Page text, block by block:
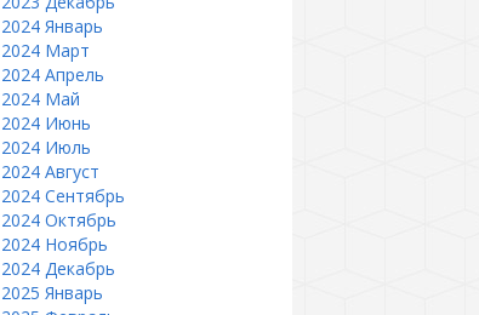
2024 Январь
2024 Март
2024 Апрель
2024 Май
2024 Июнь
2024 Июль
2024 Август
2024 Сентябрь
2024 Октябрь
2024 Ноябрь
2024 Декабрь
2025 Январь